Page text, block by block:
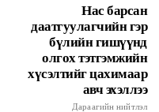
Нас барсан
даатгуулагчийн гэр
бүлийн гишүүнд
олгох тэтгэмжийн
хүсэлтийг цахимаар
авч эхэллээ
Дараагийн нийтлэл